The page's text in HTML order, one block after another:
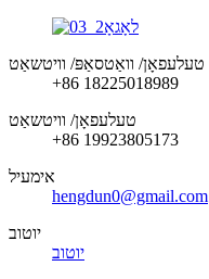
טעלעפאָן/ וואַטסאַפּ/ וויטשאַט
+86 18225018989
טעלעפאָן/ וויטשאַט
+86 19923805173
אימעיל
hengdun0@gmail.com
יוטוב
יוטוב